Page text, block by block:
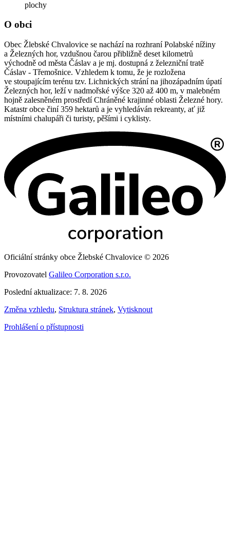
plochy
O obci
Obec Žlebské Chvalovice se nachází na rozhraní Polabské nížiny
a Železných hor, vzdušnou čarou přibližně deset kilometrů
východně od města Čáslav a je mj. dostupná z železniční tratě
Čáslav - Třemošnice. Vzhledem k tomu, že je rozložena
ve stoupajícím terénu tzv. Lichnických strání na jihozápadním úpatí
Železných hor, leží v nadmořské výšce 320 až 400 m, v malebném
hojně zalesněném prostředí Chráněné krajinné oblasti Železné hory.
Katastr obce činí 359 hektarů a je vyhledáván rekreanty, ať již
místními chalupáři či turisty, pěšími i cyklisty.
Oficiální stránky obce Žlebské Chvalovice © 2026
Provozovatel Galileo Corporation s.r.o.
Poslední aktualizace: 7. 8. 2026
Změna vzhledu, Struktura stránek, Vytisknout
Prohlášení o přístupnosti